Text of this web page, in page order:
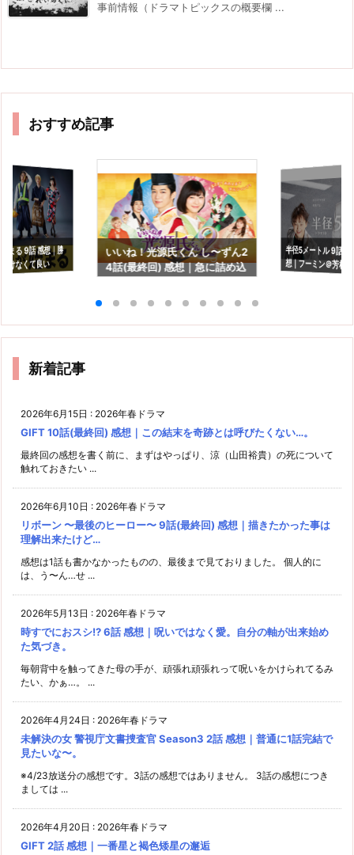
事前情報（ドラマトピックスの概要欄 ...
おすすめ記事
まる 9話 感想｜勝
けなくて良い
いいね！光源氏くん し〜ずん2
4話(最終回) 感想｜急に詰め込
半径5メートル 9話(
想｜フーミン＠芳根
長を見守るドラマで
新着記事
2026年6月15日 : 2026年春ドラマ
GIFT 10話(最終回) 感想｜この結末を奇跡とは呼びたくない…。
最終回の感想を書く前に、まずはやっぱり、涼（山田裕貴）の死について
触れておきたい ...
2026年6月10日 : 2026年春ドラマ
リボーン 〜最後のヒーロー〜 9話(最終回) 感想｜描きたかった事は
理解出来たけど…
感想は1話も書かなかったものの、最後まで見ておりました。 個人的に
は、う〜ん…せ ...
2026年5月13日 : 2026年春ドラマ
時すでにおスシ!? 6話 感想｜呪いではなく愛。自分の軸が出来始め
た気づき。
毎朝背中を触ってきた母の手が、頑張れ頑張れって呪いをかけられてるみ
たい、かぁ…。 ...
2026年4月24日 : 2026年春ドラマ
未解決の女 警視庁文書捜査官 Season3 2話 感想｜普通に1話完結で
見たいな〜。
※4/23放送分の感想です。3話の感想ではありません。 3話の感想につき
ましては ...
2026年4月20日 : 2026年春ドラマ
GIFT 2話 感想｜一番星と褐色矮星の邂逅